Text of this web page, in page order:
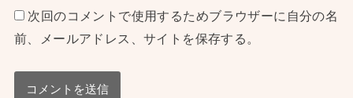
次回のコメントで使用するためブラウザーに自分の名
前、メールアドレス、サイトを保存する。